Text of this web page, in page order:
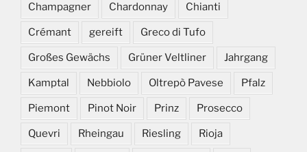
Champagner Chardonnay Chianti
Crémant gereift Greco di Tufo
Großes Gewächs Grüner Veltliner Jahrgang
Kamptal Nebbiolo Oltrepò Pavese Pfalz
Piemont Pinot Noir Prinz Prosecco
Quevri Rheingau Riesling Rioja